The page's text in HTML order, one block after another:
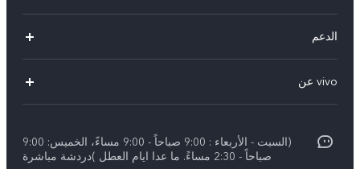
X200 FE (New)
الدعم
Funtouch OS
vivo عن
نبذة عنا
(السبت - الأربعاء : 9:00 صباحاً - 9:00 مساءً، الخميس: 9:00
صباحاً - 2:30 مساءً. ما عدا ايام العطل )دردشة مباشرة